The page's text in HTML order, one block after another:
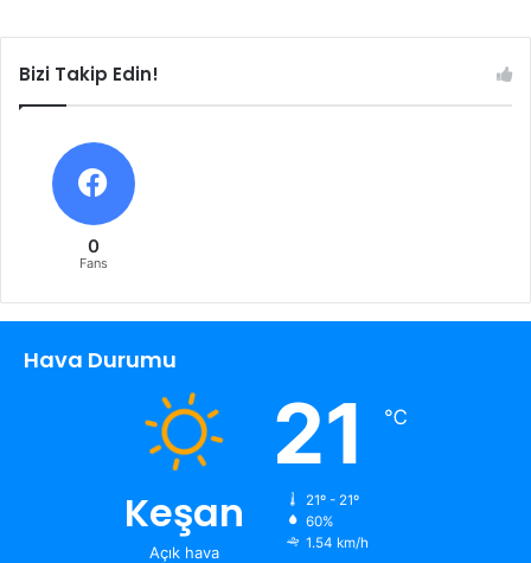
Bizi Takip Edin!
0
Fans
Hava Durumu
Keşan
Açık hava
21 ℃
21º - 21º
60%
1.54 km/h